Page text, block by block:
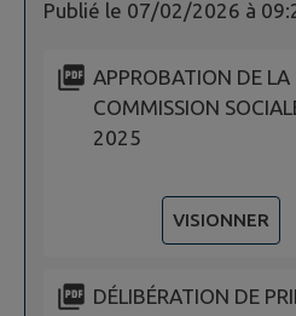
Publié le 07/02/2026 à
APPROBATION DE LA
COMMISSION
2025
VISIONNER
DÉLIBÉRATION DE